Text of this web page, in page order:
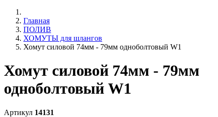
Главная
ПОЛИВ
ХОМУТЫ для шлангов
Хомут силовой 74мм - 79мм одноболтовый W1
Хомут силовой 74мм - 79мм
одноболтовый W1
Артикул 14131